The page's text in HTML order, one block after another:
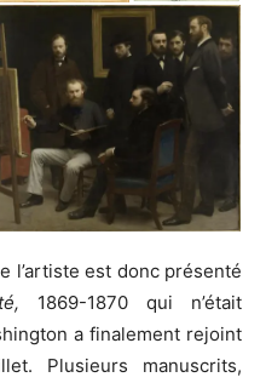
l’artiste est donc présenté
1869-1870 qui n’était
a finalement rejoint
Plusieurs manuscrits,